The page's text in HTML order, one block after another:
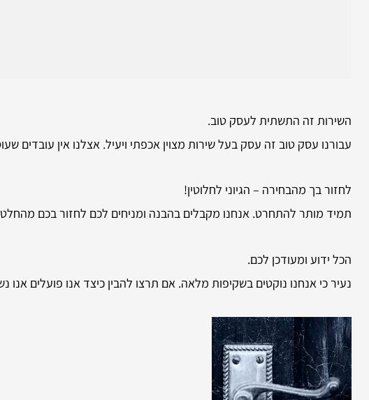
השירות זה התשתית לעסק טוב.
עבורנו עסק טוב זה עסק בעל שירות מצוין אכפתי ויעיל. אצלנו אין עובדים
לחזור בך מהבחירה – הגיוני לחלוטין!
תמיד מותר להתחרט. אנחנו מקבלים בהבנה ומניחים לכם לחזור בכם
הכל ידוע ומעודכן לכם.
נעיר כי אנחנו נוקטים בשקיפות מלאה. אם תרצו להבין כיצד אנו פועלים